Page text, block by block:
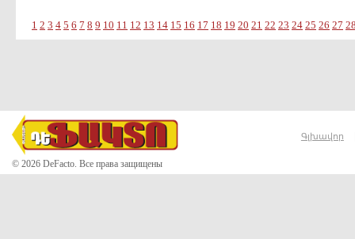
1 2 3 4 5 6 7 8 9 10 11 12 13 14 15 16 17 18 19 20 21 22 23 24 25 26 27
© 2026 DeFacto. Все права защищены
Գլխավոր